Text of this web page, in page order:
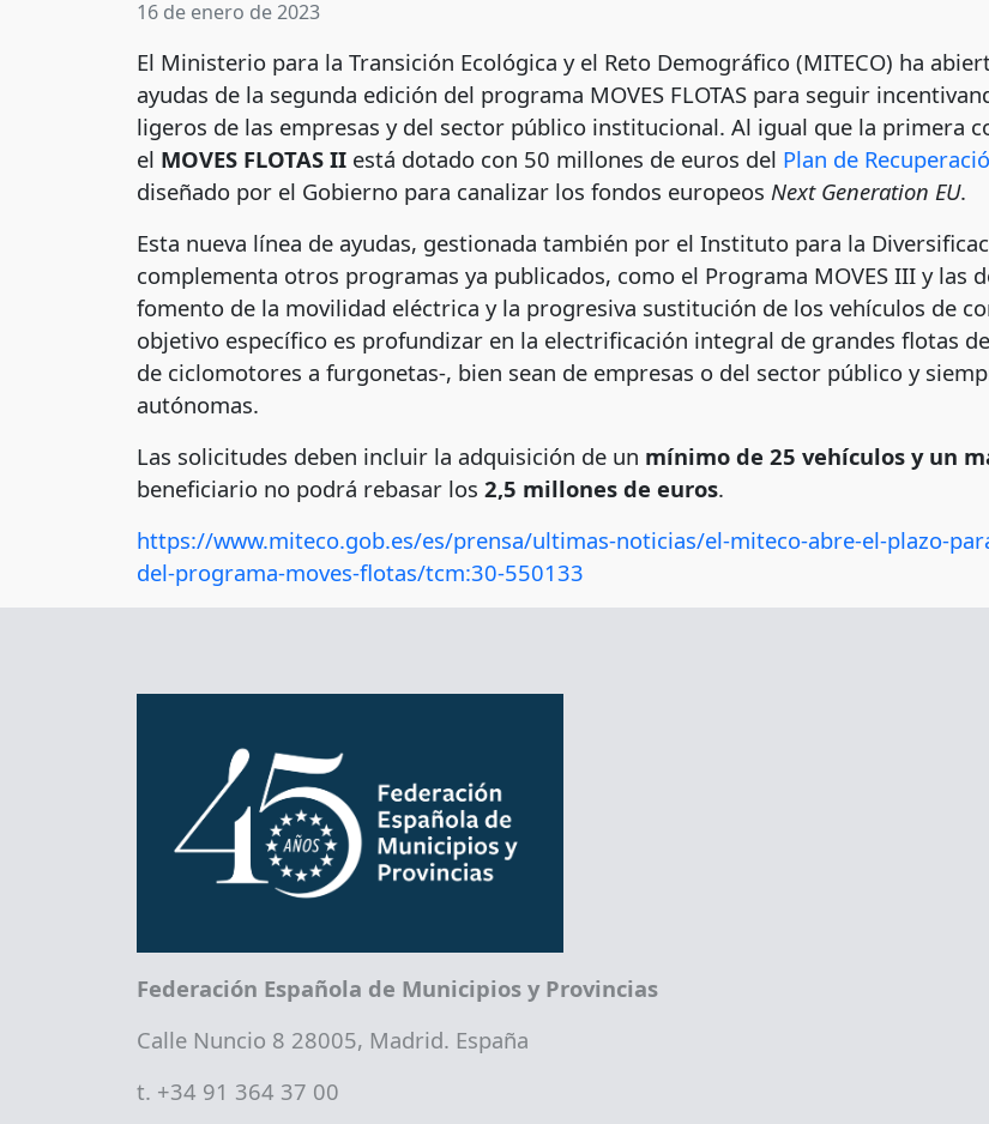
16 de enero de 2023
El Ministerio para la Transición Ecológica y el Reto Demográfico (MITECO) ha
ayudas de la segunda edición del programa MOVES FLOTAS para seguir
ligeros de las empresas y del sector público institucional. Al igual que la primera
el MOVES FLOTAS II está dotado con 50 millones de euros del Plan de
diseñado por el Gobierno para canalizar los fondos europeos Next Generation EU.
Esta nueva línea de ayudas, gestionada también por el Instituto para la
complementa otros programas ya publicados, como el Programa MOVES III y las
fomento de la movilidad eléctrica y la progresiva sustitución de los vehículos de
objetivo específico es profundizar en la electrificación integral de grandes flotas
de ciclomotores a furgonetas-, bien sean de empresas o del sector público y
autónomas.
Las solicitudes deben incluir la adquisición de un mínimo de 25 vehículos y un
beneficiario no podrá rebasar los 2,5 millones de euros.
https://www.miteco.gob.es/es/prensa/ultimas-noticias/el-miteco-abre-el-plazo-
del-programa-moves-flotas/tcm:30-550133
Federación Española de Municipios y Provincias
Calle Nuncio 8 28005, Madrid. España
t. +34 91 364 37 00